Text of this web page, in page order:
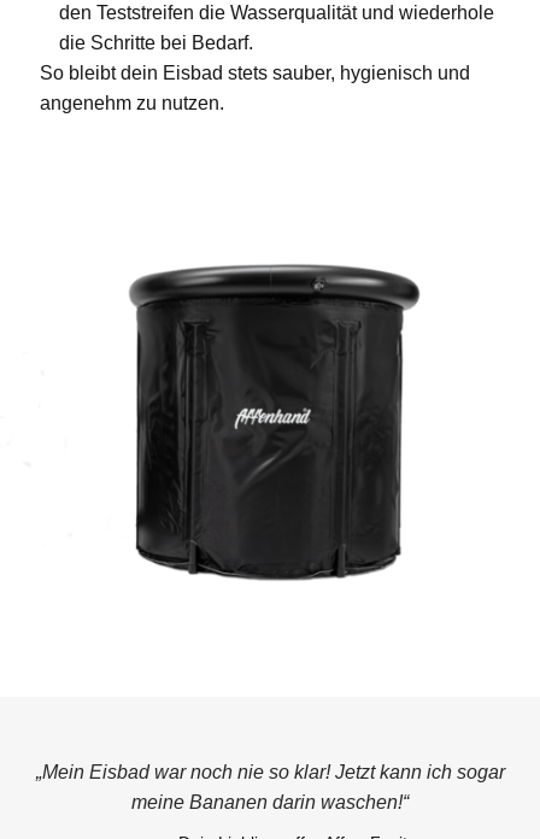
den Teststreifen die Wasserqualität und wiederhole
die Schritte bei Bedarf.
So bleibt dein Eisbad stets sauber, hygienisch und
angenehm zu nutzen.
„Mein Eisbad war noch nie so klar! Jetzt kann ich sogar
meine Bananen darin waschen!“